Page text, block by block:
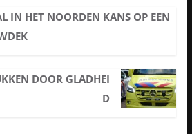
IN HET NOORDEN KANS OP EEN
DOOR GLADHEI
D